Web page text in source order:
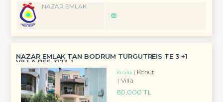
NAZAR EMLAK
NAZAR EMLAK TAN BODRUM TURGUTREİS TE 3 +1
VİLLA REF-3123-1
Kiralık
Konut
Villa
60,000 TL